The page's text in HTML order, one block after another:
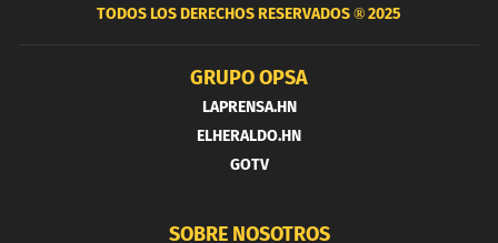
TODOS LOS DERECHOS RESERVADOS ®2025
GRUPO OPSA
LAPRENSA.HN
ELHERALDO.HN
GOTV
SOBRE NOSOTROS